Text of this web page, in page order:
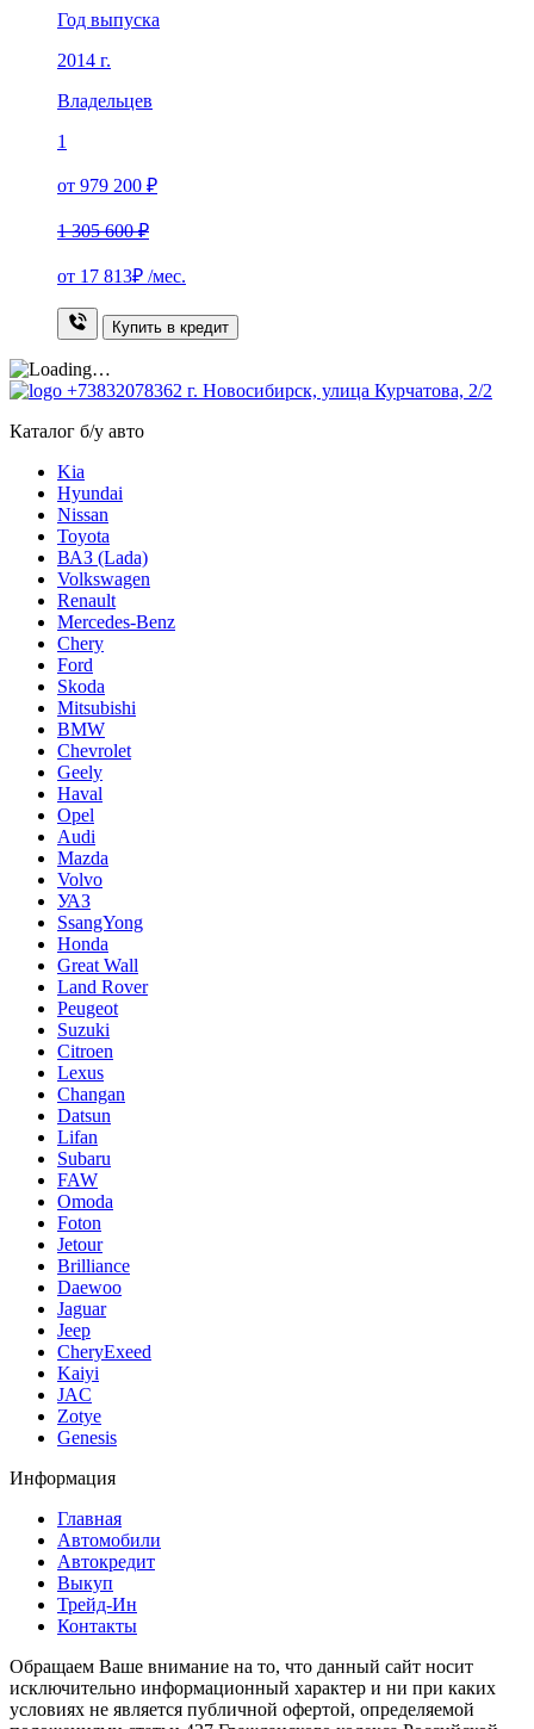
Год выпуска
2014 г.
Владельцев
1
от 979 200 ₽
1 305 600 ₽
от 17 813₽ /мес.
Купить в кредит
+73832078362 г. Новосибирск, улица Курчатова, 2/2
Каталог б/у авто
Kia
Hyundai
Nissan
Toyota
ВАЗ (Lada)
Volkswagen
Renault
Mercedes-Benz
Chery
Ford
Skoda
Mitsubishi
BMW
Chevrolet
Geely
Haval
Opel
Audi
Mazda
Volvo
УАЗ
SsangYong
Honda
Great Wall
Land Rover
Peugeot
Suzuki
Citroen
Lexus
Changan
Datsun
Lifan
Subaru
FAW
Omoda
Foton
Jetour
Brilliance
Daewoo
Jaguar
Jeep
CheryExeed
Kaiyi
JAC
Zotye
Genesis
Информация
Главная
Автомобили
Автокредит
Выкуп
Трейд-Ин
Контакты
Обращаем Ваше внимание на то, что данный сайт носит
исключительно информационный характер и ни при каких
условиях не является публичной офертой, определяемой